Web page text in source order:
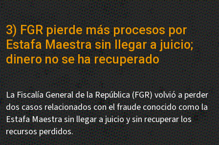
3) FGR pierde más procesos por
Estafa Maestra sin llegar a juicio;
dinero no se ha recuperado
La Fiscalía General de la República (FGR) volvió a perder
dos casos relacionados con el fraude conocido como la
Estafa Maestra sin llegar a juicio y sin recuperar los
recursos perdidos.